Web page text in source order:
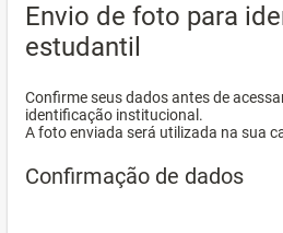
Envio de foto para
estudantil
Confirme seus dados antes de
identificação institucional.
A foto enviada será utilizada na sua
Confirmação de dados